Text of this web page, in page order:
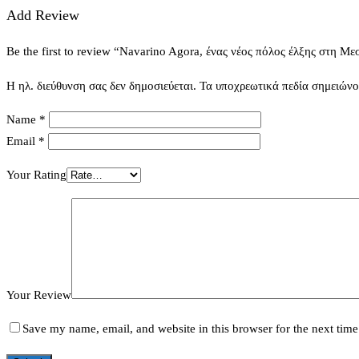
Add Review
Be the first to review “Navarino Agora, ένας νέος πόλος έλξης στη
Η ηλ. διεύθυνση σας δεν δημοσιεύεται. Τα υποχρεωτικά πεδία
Name *
Email *
Your Rating
Your Review
Save my name, email, and website in this browser for the next